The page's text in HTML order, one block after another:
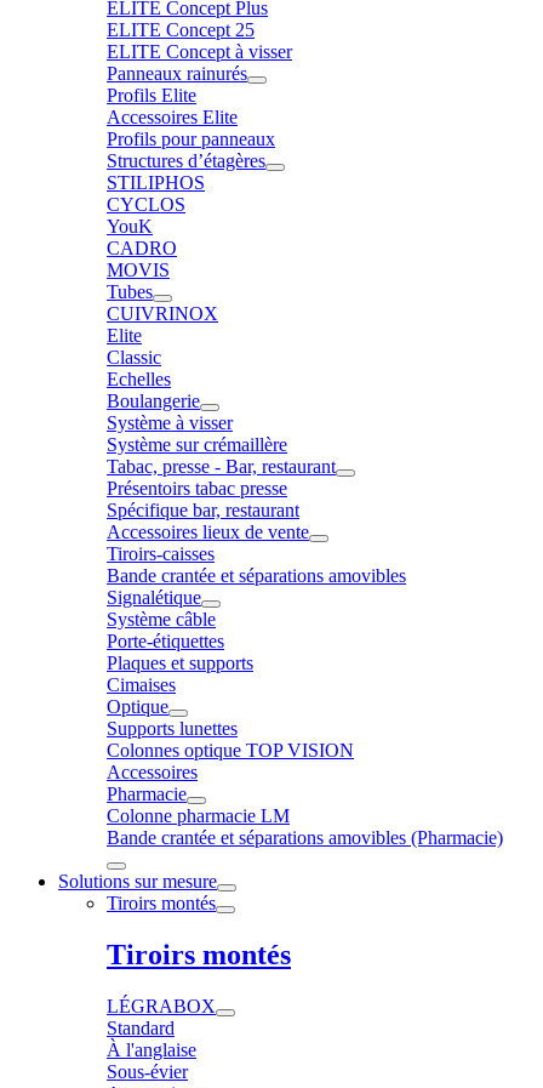
ELITE Concept Plus
ELITE Concept 25
ELITE Concept à visser
Panneaux rainurés
Profils Elite
Accessoires Elite
Profils pour panneaux
Structures d’étagères
STILIPHOS
CYCLOS
YouK
CADRO
MOVIS
Tubes
CUIVRINOX
Elite
Classic
Echelles
Boulangerie
Système à visser
Système sur crémaillère
Tabac, presse - Bar, restaurant
Présentoirs tabac presse
Spécifique bar, restaurant
Accessoires lieux de vente
Tiroirs-caisses
Bande crantée et séparations amovibles
Signalétique
Système câble
Porte-étiquettes
Plaques et supports
Cimaises
Optique
Supports lunettes
Colonnes optique TOP VISION
Accessoires
Pharmacie
Colonne pharmacie LM
Bande crantée et séparations amovibles (Pharmacie)
Solutions sur mesure
Tiroirs montés
Tiroirs montés
LÉGRABOX
Standard
À l'anglaise
Sous-évier